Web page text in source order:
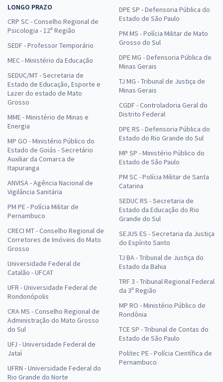
LONGO PRAZO
CRP SC - Conselho Regional de
Psicologia - 12ª Região
SEDF - Professor Temporário
MEC - Ministério da Educação
SEDUC/MT - Secretaria de
Estado de Educação, Esporte e
Lazer do estado de Mato
Grosso
MME - Ministério de Minas e
Energia
MP GO - Ministério Público do
Estado de Goiás - Secretário
Auxiliar da Comarca de
Itapuranga
ANVISA - Agência Nacional de
Vigilância Sanitária
PM PE - Polícia Militar de
Pernambuco
CRECI MT - Conselho Regional de
Corretores de Imóveis do Mato
Grosso
Universidade Federal de
Catalão - UFCAT
UFR - Universidade Federal de
Rondonópolis
CRA MS - Conselho Regional de
Administração do Mato Grosso
do Sul
UFJ - Universidade Federal de
Jataí
UFRN - Universidade Federal do
Rio Grande do Norte
DPE SP - Defensoria Pública do
Estado de São Paulo
PM MS - Polícia Militar de Mato
Grosso do Sul
DPE MG - Defensoria Pública de
Minas Gerais
TJ MG - Tribunal de Justiça de
Minas Gerais
CGDF - Controladoria Geral do
Distrito Federal
DPE RS - Defensoria Pública do
Estado do Rio Grande do Sul
MP SP - Ministério Público do
Estado de São Paulo
PM SC - Polícia Militar de Santa
Catarina
SEDUC RS - Secretaria de
Estado da Educação do Rio
Grande do Sul
SEJUS ES - Secretaria da Justiça
do Espírito Santo
TJ BA - Tribunal de Justiça do
Estado da Bahia
TRF 3 - Tribunal Regional Federal
da 3ª Região
MP RO - Ministério Público de
Rondônia
TCE SP - Tribunal de Contas do
Estado de São Paulo
Politec PE - Polícia Científica de
Pernambuco